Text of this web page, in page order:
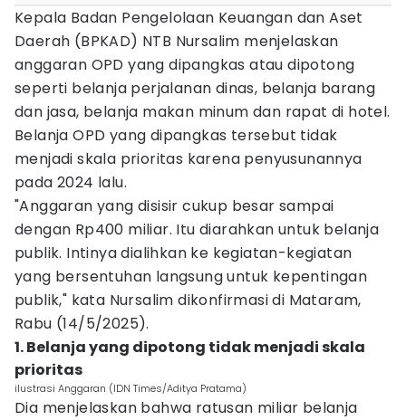
Kepala Badan Pengelolaan Keuangan dan Aset
Daerah (BPKAD) NTB Nursalim menjelaskan
anggaran OPD yang dipangkas atau dipotong
seperti belanja perjalanan dinas, belanja barang
dan jasa, belanja makan minum dan rapat di hotel.
Belanja OPD yang dipangkas tersebut tidak
menjadi skala prioritas karena penyusunannya
pada 2024 lalu.
"Anggaran yang disisir cukup besar sampai
dengan Rp400 miliar. Itu diarahkan untuk belanja
publik. Intinya dialihkan ke kegiatan-kegiatan
yang bersentuhan langsung untuk kepentingan
publik," kata Nursalim dikonfirmasi di Mataram,
Rabu (14/5/2025).
1. Belanja yang dipotong tidak menjadi skala
prioritas
ilustrasi Anggaran (IDN Times/Aditya Pratama)
Dia menjelaskan bahwa ratusan miliar belanja